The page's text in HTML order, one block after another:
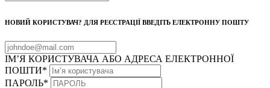
НОВИЙ КОРИСТУВАЧ? ДЛЯ РЕЄСТРАЦІЇ ВВЕДІТЬ ЕЛЕКТРОННУ ПОШТУ
ІМ’Я КОРИСТУВАЧА АБО АДРЕСА ЕЛЕКТРОННОЇ
ПОШТИ*
ПАРОЛЬ*